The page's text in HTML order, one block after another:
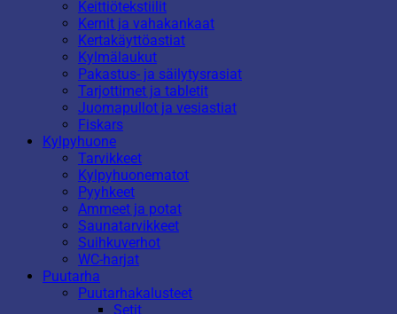
Keittiötekstiilit
Kernit ja vahakankaat
Kertakäyttöastiat
Kylmälaukut
Pakastus- ja säilytysrasiat
Tarjottimet ja tabletit
Juomapullot ja vesiastiat
Fiskars
Kylpyhuone
Tarvikkeet
Kylpyhuonematot
Pyyhkeet
Ammeet ja potat
Saunatarvikkeet
Suihkuverhot
WC-harjat
Puutarha
Puutarhakalusteet
Setit